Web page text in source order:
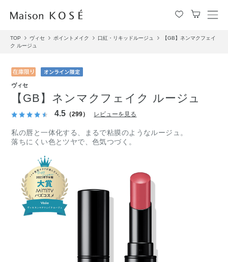
メ
ュ
TOP ヴィセ ポイントメイク 口紅・リキッドルージュ
【GB】ネンマクフェイ
ク ルージュ
ヴィセ
【GB】ネンマクフェイク ルージュ
4.5 （299） レビューを見る
私の唇と一体化する、まるで粘膜のようなルージュ。
落ちにくい色とツヤで、色気つづく。